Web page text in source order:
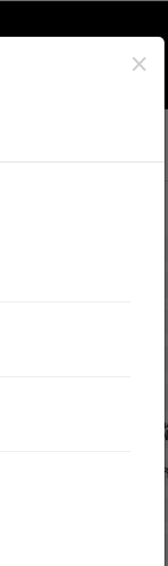
×
น
นักในภพนั้น
งปวงนั้น มิใช่ผู้หลด
าหมณ์ทั้งปวงนั้น ก็ยั